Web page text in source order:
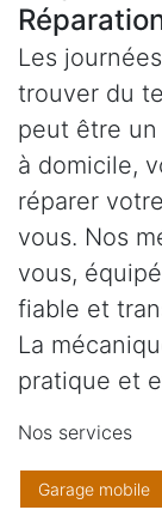
Les
trouver du
peut être
à domicile,
réparer
vous. Nos
vous,
fiable et
La
pratique et
Nos services
Garage mobile